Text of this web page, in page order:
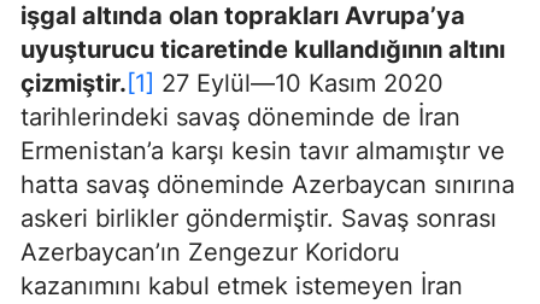
işgal altında olan toprakları Avrupa’ya
uyuşturucu ticaretinde kullandığının altını
çizmiştir. [1] 27 Eylül—10 Kasım 2020
tarihlerindeki savaş döneminde de İran
Ermenistan’a karşı kesin tavır almamıştır ve
hatta savaş döneminde Azerbaycan sınırına
askeri birlikler göndermiştir. Savaş sonrası
Azerbaycan’ın Zengezur Koridoru
kazanımını kabul etmek istemeyen İran